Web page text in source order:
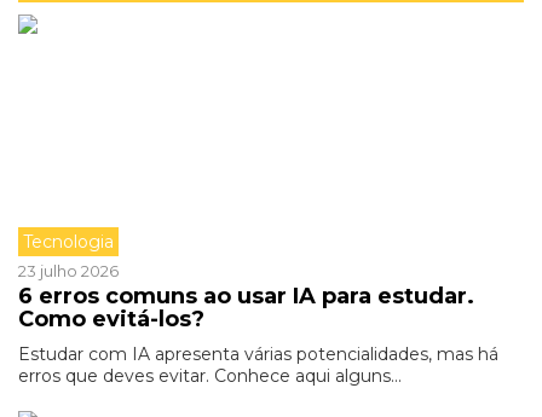
Tecnologia
23 julho 2026
6 erros comuns ao usar IA para estudar.
Como evitá-los?
Estudar com IA apresenta várias potencialidades, mas há
erros que deves evitar. Conhece aqui alguns...